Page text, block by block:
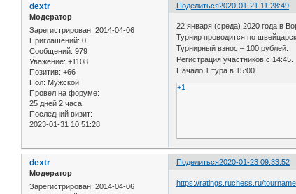
Поделиться2020-01-21 11:28:49
dextr
Модератор
Зарегистрирован: 2014-04-06
Приглашений: 0
Сообщений: 979
Уважение: +1108
Позитив: +66
Пол: Мужской
Провел на форуме:
25 дней 2 часа
Последний визит:
2023-01-31 10:51:28
22 января (среда) 2020 года в
Турнир проводится по
Турнирный взнос – 100 рублей.
Регистрация участников с 14:45.
Начало 1 тура в 15:00.
+1
Поделиться2020-01-23 09:33:52
dextr
Модератор
Зарегистрирован: 2014-04-06
https://ratings.ruchess.ru/